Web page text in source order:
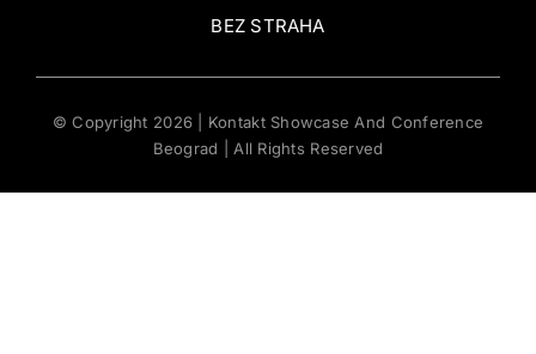
BEZ STRAHA
© Copyright 2026 | Kontakt Showcase And Conference
Beograd | All Rights Reserved